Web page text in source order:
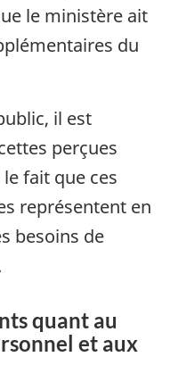
le ministère ait
du
il est
perçues
fait que ces
représentent en
besoins de
quant au
et aux